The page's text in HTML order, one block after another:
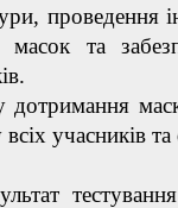
проведення
та
учасників